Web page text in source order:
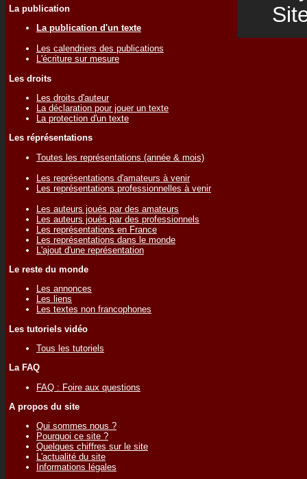
La publication
La publication d'un texte
Les calendriers des publications
L'écriture sur mesure
Les droits
Les droits d'auteur
La déclaration pour jouer un texte
La protection d'un texte
Les réprésentations
Toutes les représentations (année & mois)
Les représentations d'amateurs à venir
Les représentations professionnelles à venir
Les auteurs joués par des amateurs
Les auteurs joués par des professionnels
Les représentations en France
Les représentations dans le monde
L'ajout d'une représentation
Le reste du monde
Les annonces
Les liens
Les textes non francophones
Les tutoriels vidéo
Tous les tutoriels
La FAQ
FAQ : Foire aux questions
A propos du site
Qui sommes nous ?
Pourquoi ce site ?
Quelques chiffres sur le site
L'actualité du site
Informations légales